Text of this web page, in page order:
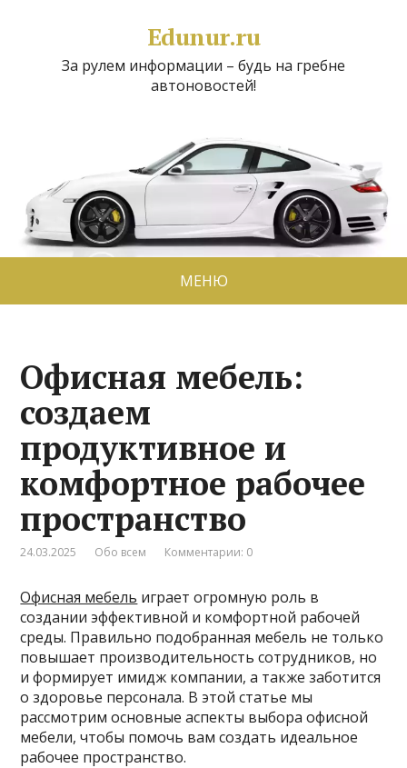
Edunur.ru
За рулем информации – будь на гребне
автоновостей!
МЕНЮ
Офисная мебель:
создаем
продуктивное и
комфортное рабочее
пространство
24.03.2025 Обо всем Комментарии: 0
Офисная мебель играет огромную роль в
создании эффективной и комфортной рабочей
среды. Правильно подобранная мебель не только
повышает производительность сотрудников, но
и формирует имидж компании, а также заботится
о здоровье персонала. В этой статье мы
рассмотрим основные аспекты выбора офисной
мебели, чтобы помочь вам создать идеальное
рабочее пространство.